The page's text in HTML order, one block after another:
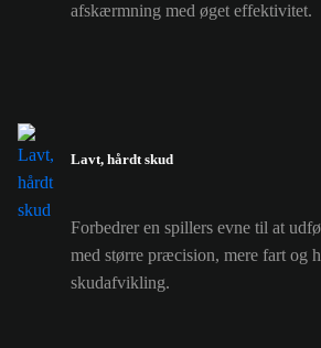
afskærmning med øget effektivitet.
Lavt, hårdt skud
Forbedrer en spillers evne til at
med større præcision, mere fart og
skudafvikling.